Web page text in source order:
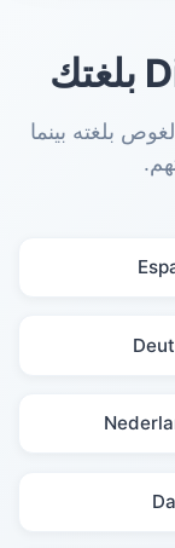
الغوص بلغته بينما